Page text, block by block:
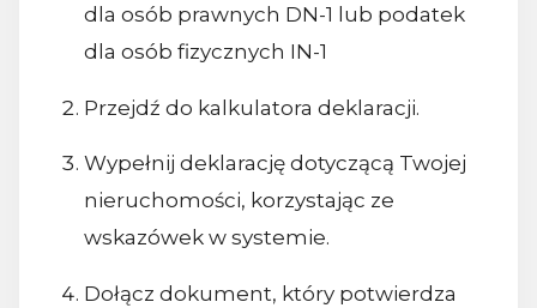
dla osób prawnych DN-1 lub podatek
dla osób fizycznych IN-1
Przejdź do kalkulatora deklaracji.
Wypełnij deklarację dotyczącą Twojej
nieruchomości, korzystając ze
wskazówek w systemie.
Dołącz dokument, który potwierdza